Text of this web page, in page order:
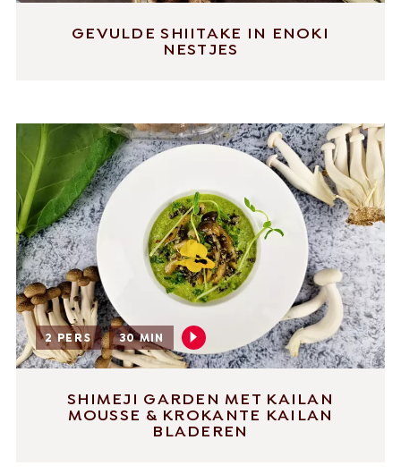
GEVULDE SHIITAKE IN ENOKI
NESTJES
2 PERS 30 MIN
SHIMEJI GARDEN MET KAILAN
MOUSSE & KROKANTE KAILAN
BLADEREN